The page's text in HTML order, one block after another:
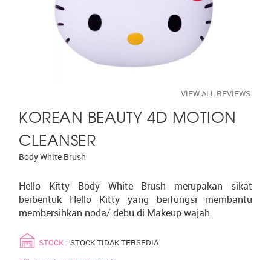
KOREAN BEAUTY 4D MOTION
CLEANSER
Body White Brush
Hello Kitty Body White Brush merupakan sikat
berbentuk Hello Kitty yang berfungsi membantu
membersihkan noda/ debu di Makeup wajah.
VIEW ALL REVIEWS
STOCK : STOCK TIDAK TERSEDIA